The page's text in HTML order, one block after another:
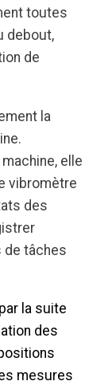
toutes
debout,
de
la
elle
vibromètre
des
de tâches
la suite
des
mesures